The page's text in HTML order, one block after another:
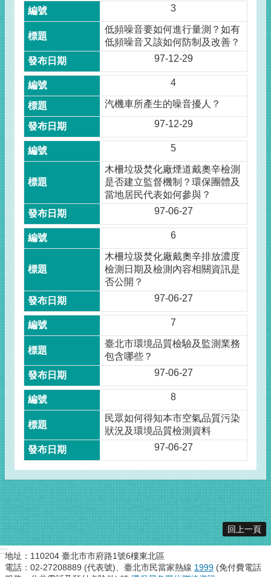
3
低頻噪音要如何進行量測？如有
低頻噪音又該如何防制及改善？
97-12-29
4
汽機車所產生的噪音擾人？
97-12-29
5
木柵垃圾焚化廠煙道戴奧辛檢測
是否建立監督機制？環保團體及
當地居民代表如何參與？
97-06-27
6
木柵垃圾焚化廠戴奧辛排放濃度
檢測日期及檢測內容相關資訊是
否公開？
97-06-27
7
臺北市環境品質檢驗及監測業務
包含哪些？
97-06-27
8
民眾如何得知本市空氣品質污染
狀況及環境品質檢測資料
97-06-27
回上一頁
:::地址：110204 臺北市市府路1號6樓東北區
電話：02-27208889 (代表號)、臺北市民當家熱線 1999 (免付費電話